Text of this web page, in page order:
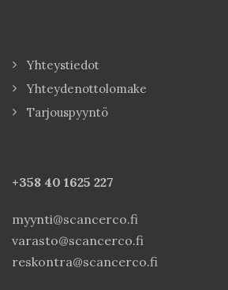
Yhteystiedot
Yhteydenottolomake
Tarjouspyyntö
+358 40 1625 227
myynti@scancerco.fi
varasto@scancerco.fi
reskontra@scancerco.fi